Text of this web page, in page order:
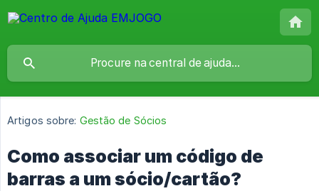
Artigos sobre: Gestão de Sócios
Como associar um código de
barras a um sócio/cartão?